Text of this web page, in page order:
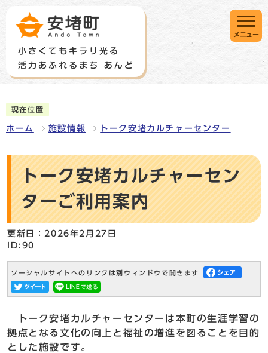
メニュー
現在位置
ホーム 施設情報 トーク安堵カルチャーセンター
トーク安堵カルチャーセン
ターご利用案内
更新日：2026年2月27日
ID:90
ソーシャルサイトへのリンクは別ウィンドウで開きます
トーク安堵カルチャーセンターは本町の生涯学習の
拠点となる文化の向上と福祉の増進を図ることを目的
とした施設です。